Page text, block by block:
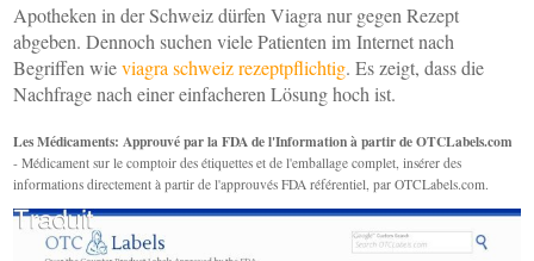
Apotheken in der Schweiz dürfen Viagra nur gegen Rezept
abgeben. Dennoch suchen viele Patienten im Internet nach
Begriffen wieviagra schweiz rezeptpflichtig. Es zeigt, dass die
Nachfrage nach einer einfacheren Lösung hoch ist.
Les Médicaments: Approuvé par la FDA de l'Information à partir de OTCLabels.com
- Médicament sur le comptoir des étiquettes et de l'emballage complet, insérer des
informations directement à partir de l'approuvés FDA référentiel, par OTCLabels.com.